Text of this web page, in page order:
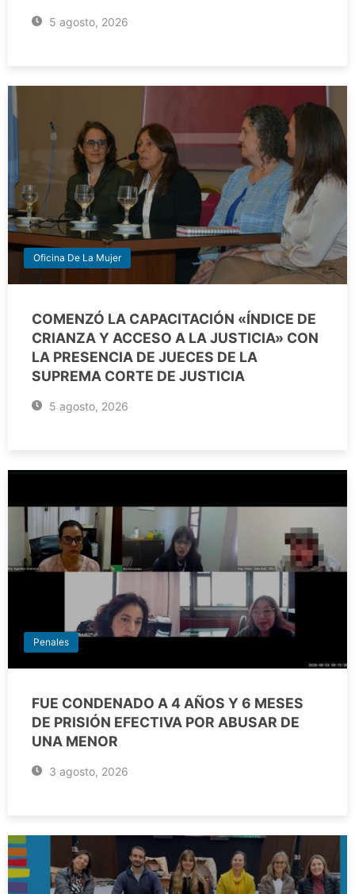
5 agosto, 2026
Oficina De La Mujer
COMENZÓ LA CAPACITACIÓN «ÍNDICE DE
CRIANZA Y ACCESO A LA JUSTICIA» CON
LA PRESENCIA DE JUECES DE LA
SUPREMA CORTE DE JUSTICIA
5 agosto, 2026
Penales
FUE CONDENADO A 4 AÑOS Y 6 MESES
DE PRISIÓN EFECTIVA POR ABUSAR DE
UNA MENOR
3 agosto, 2026